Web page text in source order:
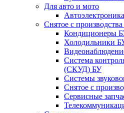
Для авто и мото
Автоэлектроника
Снятое с
Кондиционеры
Холодильники
Система
(СКУД) БУ
Системы
Снятое с
Сервисные